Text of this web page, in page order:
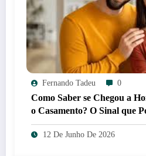
Fernando Tadeu 0
Como Saber se Chegou a
o Casamento? O Sinal que
12 De Junho De 2026